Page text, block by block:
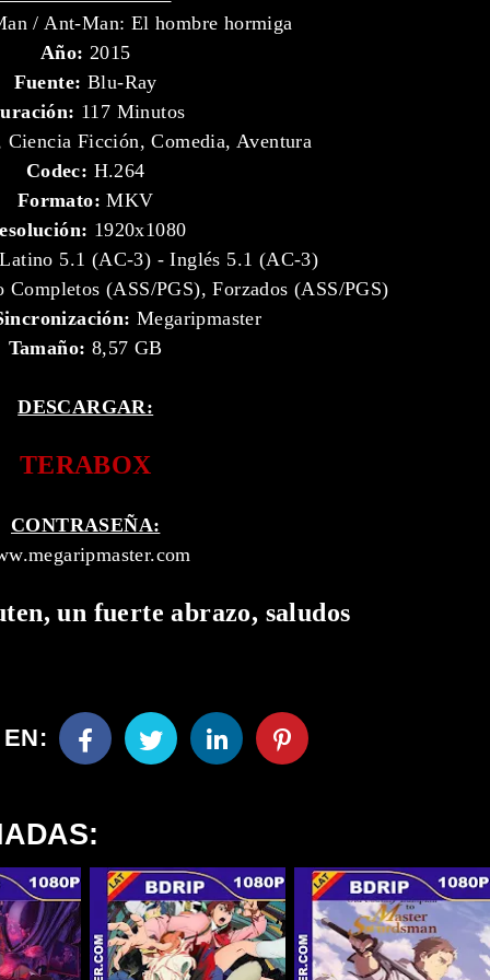
/ Ant-Man: El hombre hormiga
Año: 2015
Fuente: Blu-Ray
117 Minutos
Ciencia Ficción, Comedia, Aventura
Codec: H.264
Formato: MKV
1920x1080
5.1 (AC-3) - Inglés 5.1 (AC-3)
(ASS/PGS), Forzados (ASS/PGS)
Megaripmaster
Tamaño: 8,57 GB
DESCARGAR:
TERABOX
CONTRASEÑA:
un fuerte abrazo, saludos